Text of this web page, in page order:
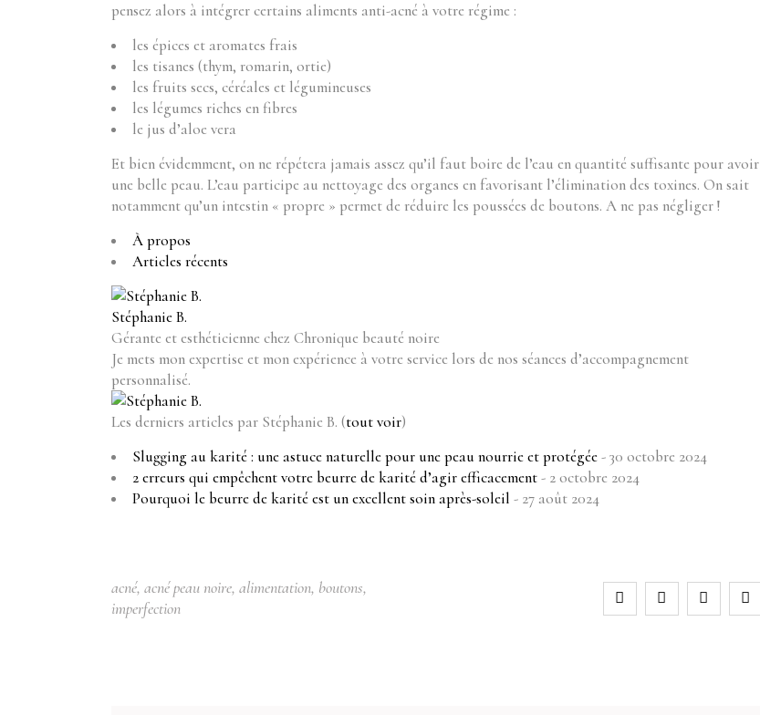
pensez alors à intégrer certains aliments anti-acné à votre régime :
les épices et aromates frais
les tisanes (thym, romarin, ortie)
les fruits secs, céréales et légumineuses
les légumes riches en fibres
le jus d’aloe vera
Et bien évidemment, on ne répétera jamais assez qu’il faut boire de l’eau en quantité suffisante pour avoir
une belle peau. L’eau participe au nettoyage des organes en favorisant l’élimination des toxines. On sait
notamment qu’un intestin « propre » permet de réduire les poussées de boutons. A ne pas négliger !
À propos
Articles récents
Stéphanie B.
Gérante et esthéticienne chez Chronique beauté noire
Je mets mon expertise et mon expérience à votre service lors de nos séances d’accompagnement
personnalisé.
Les derniers articles par Stéphanie B. (tout voir)
Slugging au karité : une astuce naturelle pour une peau nourrie et protégée- 30 octobre 2024
2 erreurs qui empêchent votre beurre de karité d’agir efficacement- 2 octobre 2024
Pourquoi le beurre de karité est un excellent soin après-soleil - 27 août 2024
acné, acné peau noire, alimentation, boutons,
imperfection